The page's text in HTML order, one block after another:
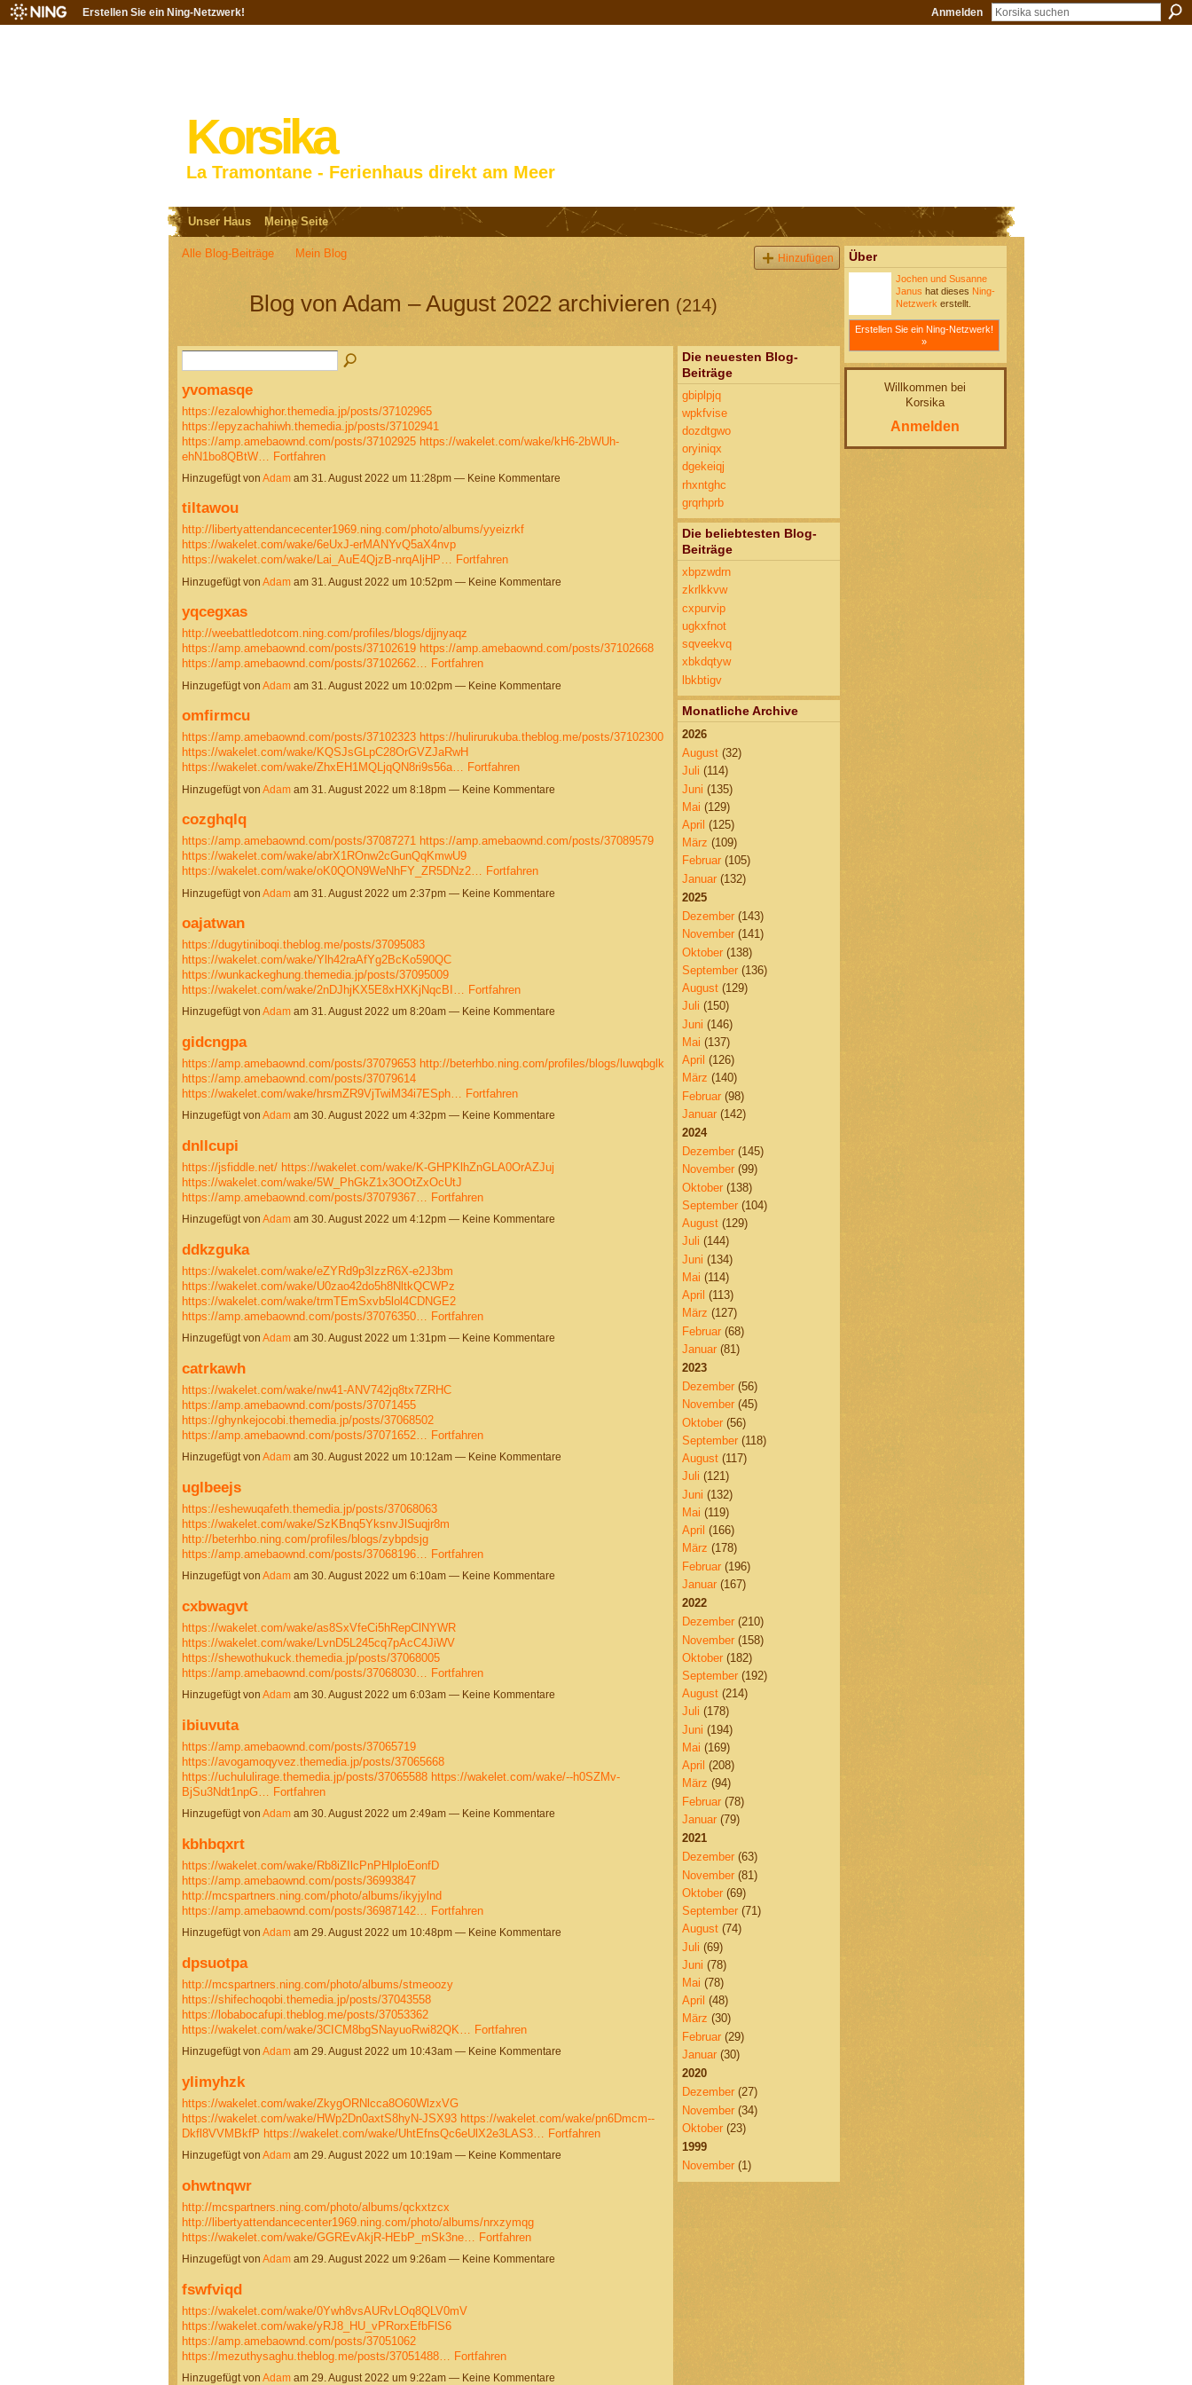
Erstellen Sie ein Ning-Netzwerk! Anmelden
Korsika
La Tramontane - Ferienhaus direkt am Meer
Unser Haus Meine Seite
Alle Blog-Beiträge Mein Blog Hinzufügen
Blog von Adam – August 2022 archivieren (214)
yvomasqe
https://ezalowhighor.themedia.jp/posts/37102965
https://epyzachahiwh.themedia.jp/posts/37102941
https://amp.amebaownd.com/posts/37102925 https://wakelet.com/wake/kH6-2bWUh-
ehN1bo8QBtW…
Fortfahren
Hinzugefügt von Adamam 31. August 2022 um 11:28pm — Keine Kommentare
tiltawou
http://libertyattendancecenter1969.ning.com/photo/albums/yyeizrkf
https://wakelet.com/wake/6eUxJ-erMANYvQ5aX4nvp
https://wakelet.com/wake/Lai_AuE4QjzB-nrqAljHP… Fortfahren
Hinzugefügt von Adamam 31. August 2022 um 10:52pm — Keine Kommentare
yqcegxas
http://weebattledotcom.ning.com/profiles/blogs/djjnyaqz
https://amp.amebaownd.com/posts/37102619 https://amp.amebaownd.com/posts/37102668
https://amp.amebaownd.com/posts/37102662… Fortfahren
Hinzugefügt von Adamam 31. August 2022 um 10:02pm — Keine Kommentare
omfirmcu
https://amp.amebaownd.com/posts/37102323 https://hulirurukuba.theblog.me/posts/37102300
https://wakelet.com/wake/KQSJsGLpC28OrGVZJaRwH
https://wakelet.com/wake/ZhxEH1MQLjqQN8ri9s56a… Fortfahren
Hinzugefügt von Adamam 31. August 2022 um 8:18pm — Keine Kommentare
cozghqlq
https://amp.amebaownd.com/posts/37087271 https://amp.amebaownd.com/posts/37089579
https://wakelet.com/wake/abrX1ROnw2cGunQqKmwU9
https://wakelet.com/wake/oK0QON9WeNhFY_ZR5DNz2… Fortfahren
Hinzugefügt von Adamam 31. August 2022 um 2:37pm — Keine Kommentare
oajatwan
https://dugytiniboqi.theblog.me/posts/37095083
https://wakelet.com/wake/Ylh42raAfYg2BcKo590QC
https://wunkackeghung.themedia.jp/posts/37095009
https://wakelet.com/wake/2nDJhjKX5E8xHXKjNqcBI… Fortfahren
Hinzugefügt von Adamam 31. August 2022 um 8:20am — Keine Kommentare
gidcngpa
https://amp.amebaownd.com/posts/37079653 http://beterhbo.ning.com/profiles/blogs/luwqbglk
https://amp.amebaownd.com/posts/37079614
https://wakelet.com/wake/hrsmZR9VjTwiM34i7ESph… Fortfahren
Hinzugefügt von Adamam 30. August 2022 um 4:32pm — Keine Kommentare
dnllcupi
https://jsfiddle.net/ https://wakelet.com/wake/K-GHPKlhZnGLA0OrAZJuj
https://wakelet.com/wake/5W_PhGkZ1x3OOtZxOcUtJ
https://amp.amebaownd.com/posts/37079367… Fortfahren
Hinzugefügt von Adamam 30. August 2022 um 4:12pm — Keine Kommentare
ddkzguka
https://wakelet.com/wake/eZYRd9p3IzzR6X-e2J3bm
https://wakelet.com/wake/U0zao42do5h8NltkQCWPz
https://wakelet.com/wake/trmTEmSxvb5lol4CDNGE2
https://amp.amebaownd.com/posts/37076350… Fortfahren
Hinzugefügt von Adamam 30. August 2022 um 1:31pm — Keine Kommentare
catrkawh
https://wakelet.com/wake/nw41-ANV742jq8tx7ZRHC
https://amp.amebaownd.com/posts/37071455
https://ghynkejocobi.themedia.jp/posts/37068502
https://amp.amebaownd.com/posts/37071652… Fortfahren
Hinzugefügt von Adamam 30. August 2022 um 10:12am — Keine Kommentare
uglbeejs
https://eshewuqafeth.themedia.jp/posts/37068063
https://wakelet.com/wake/SzKBnq5YksnvJlSuqjr8m
http://beterhbo.ning.com/profiles/blogs/zybpdsjg
https://amp.amebaownd.com/posts/37068196… Fortfahren
Hinzugefügt von Adamam 30. August 2022 um 6:10am — Keine Kommentare
cxbwagvt
https://wakelet.com/wake/as8SxVfeCi5hRepClNYWR
https://wakelet.com/wake/LvnD5L245cq7pAcC4JiWV
https://shewothukuck.themedia.jp/posts/37068005
https://amp.amebaownd.com/posts/37068030… Fortfahren
Hinzugefügt von Adamam 30. August 2022 um 6:03am — Keine Kommentare
ibiuvuta
https://amp.amebaownd.com/posts/37065719
https://avogamoqyvez.themedia.jp/posts/37065668
https://uchululirage.themedia.jp/posts/37065588 https://wakelet.com/wake/--h0SZMv-
BjSu3Ndt1npG…
Fortfahren
Hinzugefügt von Adamam 30. August 2022 um 2:49am — Keine Kommentare
kbhbqxrt
https://wakelet.com/wake/Rb8iZIlcPnPHlploEonfD
https://amp.amebaownd.com/posts/36993847
http://mcspartners.ning.com/photo/albums/ikyjylnd
https://amp.amebaownd.com/posts/36987142…
Fortfahren
Hinzugefügt von Adamam 29. August 2022 um 10:48pm — Keine Kommentare
dpsuotpa
http://mcspartners.ning.com/photo/albums/stmeoozy
https://shifechoqobi.themedia.jp/posts/37043558
https://lobabocafupi.theblog.me/posts/37053362
https://wakelet.com/wake/3CICM8bgSNayuoRwi82QK…
Fortfahren
Hinzugefügt von Adamam 29. August 2022 um 10:43am — Keine Kommentare
ylimyhzk
https://wakelet.com/wake/ZkygORNlcca8O60WlzxVG
https://wakelet.com/wake/HWp2Dn0axtS8hyN-JSX93 https://wakelet.com/wake/pn6Dmcm--
Dkfl8VVMBkfP https://wakelet.com/wake/UhtEfnsQc6eUlX2e3LAS3… Fortfahren
Hinzugefügt von Adamam 29. August 2022 um 10:19am — Keine Kommentare
ohwtnqwr
http://mcspartners.ning.com/photo/albums/qckxtzcx
http://libertyattendancecenter1969.ning.com/photo/albums/nrxzymqg
https://wakelet.com/wake/GGREvAkjR-HEbP_mSk3ne…
Fortfahren
Hinzugefügt von Adamam 29. August 2022 um 9:26am — Keine Kommentare
fswfviqd
https://wakelet.com/wake/0Ywh8vsAURvLOq8QLV0mV
https://wakelet.com/wake/yRJ8_HU_vPRorxEfbFlS6
https://amp.amebaownd.com/posts/37051062
https://mezuthysaghu.theblog.me/posts/37051488…
Fortfahren
Hinzugefügt von Adamam 29. August 2022 um 9:22am — Keine Kommentare
Die neuesten Blog-
Beiträge
gbiplpjq
wpkfvise
dozdtgwo
oryiniqx
dgekeiqj
rhxntghc
grqrhprb
Die beliebtesten Blog-
Beiträge
xbpzwdrn
zkrlkkvw
cxpurvip
ugkxfnot
sqveekvq
xbkdqtyw
lbkbtigv
Monatliche Archive
2026
August(32)
Juli (114)
Juni (135)
Mai (129)
April (125)
März (109)
Februar(105)
Januar(132)
2025
Dezember(143)
November(141)
Oktober(138)
September(136)
August(129)
Juli (150)
Juni (146)
Mai (137)
April (126)
März (140)
Februar(98)
Januar(142)
2024
Dezember(145)
November(99)
Oktober(138)
September(104)
August(129)
Juli (144)
Juni (134)
Mai (114)
April (113)
März (127)
Februar(68)
Januar(81)
2023
Dezember(56)
November(45)
Oktober(56)
September(118)
August(117)
Juli (121)
Juni (132)
Mai (119)
April (166)
März (178)
Februar(196)
Januar(167)
2022
Dezember(210)
November(158)
Oktober(182)
September(192)
August(214)
Juli (178)
Juni (194)
Mai (169)
April (208)
März (94)
Februar(78)
Januar(79)
2021
Dezember(63)
November(81)
Oktober(69)
September(71)
August(74)
Juli (69)
Juni (78)
Mai (78)
April (48)
März (30)
Februar(29)
Januar(30)
2020
Dezember(27)
November(34)
Oktober(23)
1999
November(1)
Über
Jochen und Susanne
Janus hat dieses Ning-
Netzwerk erstellt.
Erstellen Sie ein Ning-Netzwerk!
»
Willkommen bei
Korsika
Anmelden